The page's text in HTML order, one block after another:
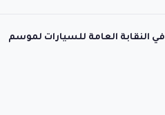
النقابة العامة للسيارات لموسم